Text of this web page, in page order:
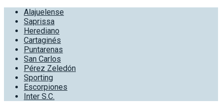
Alajuelense
Saprissa
Herediano
Cartaginés
Puntarenas
San Carlos
Pérez Zeledón
Sporting
Escorpiones
Inter S.C.